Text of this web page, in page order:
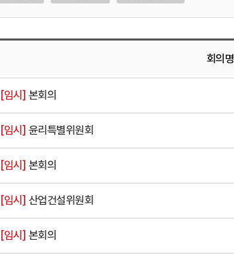
회의명
[임시] 본회의
[임시] 윤리특별위원회
[임시] 본회의
[임시] 산업건설위원회
[임시] 본회의